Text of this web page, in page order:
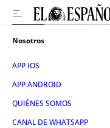
Nosotros
APP IOS
APP ANDROID
QUIÉNES SOMOS
CANAL DE WHATSAPP